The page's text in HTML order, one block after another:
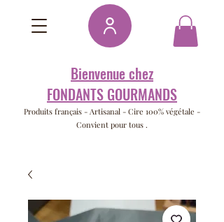
Bienvenue chez
FONDANTS GOURMANDS
Produits français - Artisanal - Cire 100% végétale -
Convient pour tous .